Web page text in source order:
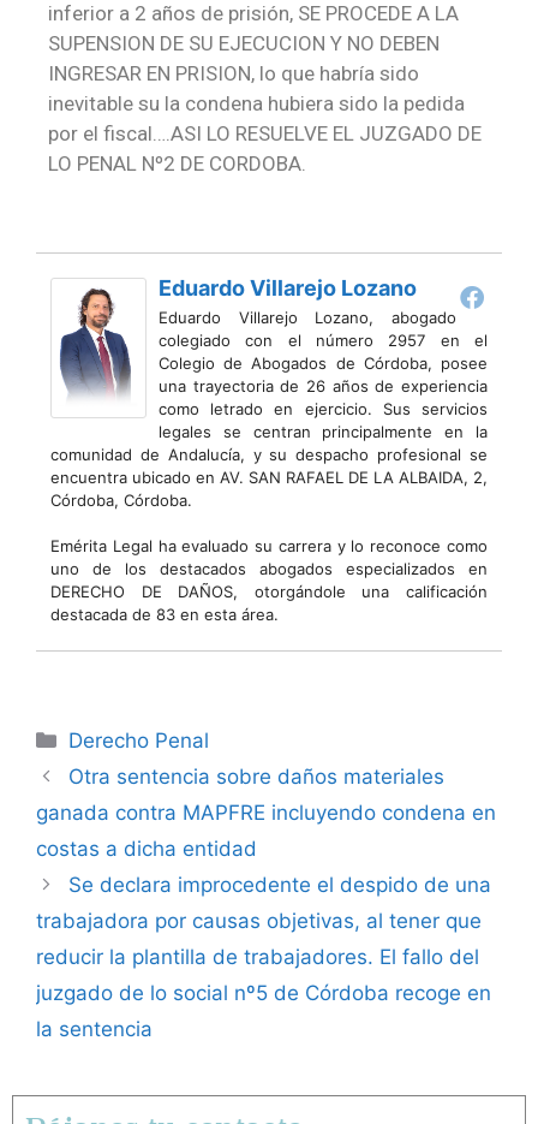
inferior a 2 años de prisión, SE PROCEDE A LA
SUPENSION DE SU EJECUCION Y NO DEBEN
INGRESAR EN PRISION, lo que habría sido
inevitable su la condena hubiera sido la pedida
por el fiscal….ASI LO RESUELVE EL JUZGADO DE
LO PENAL Nº2 DE CORDOBA.
Eduardo Villarejo Lozano
Eduardo Villarejo Lozano, abogado
colegiado con el número 2957 en el
Colegio de Abogados de Córdoba, posee
una trayectoria de 26 años de experiencia
como letrado en ejercicio. Sus servicios
legales se centran principalmente en la
comunidad de Andalucía, y su despacho profesional se
encuentra ubicado en AV. SAN RAFAEL DE LA ALBAIDA, 2,
Córdoba, Córdoba.
Emérita Legal ha evaluado su carrera y lo reconoce como
uno de los destacados abogados especializados en
DERECHO DE DAÑOS, otorgándole una calificación
destacada de 83 en esta área.
Derecho Penal
Otra sentencia sobre daños materiales
ganada contra MAPFRE incluyendo condena en
costas a dicha entidad
Se declara improcedente el despido de una
trabajadora por causas objetivas, al tener que
reducir la plantilla de trabajadores. El fallo del
juzgado de lo social nº5 de Córdoba recoge en
la sentencia